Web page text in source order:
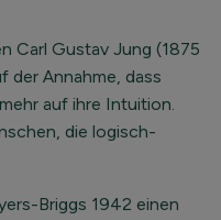
Carl Gustav Jung (1875
der Annahme, dass
auf ihre Intuition.
die logisch-
Briggs 1942 einen